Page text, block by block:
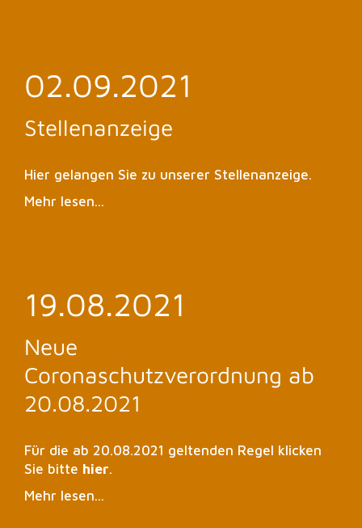
02.09.2021
Stellenanzeige
Hier gelangen Sie zu unserer Stellenanzeige.
Mehr lesen...
19.08.2021
Neue
Coronaschutzverordnung ab
20.08.2021
Für die ab 20.08.2021 geltenden Regel klicken
Sie bitte hier.
Mehr lesen...